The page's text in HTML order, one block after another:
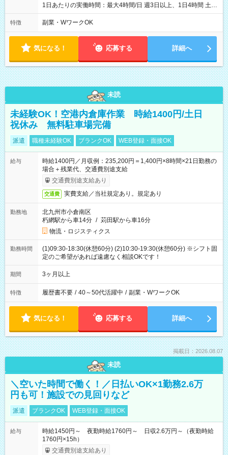
1日あたりの実働時間：最大4時間/日 週3日以上、1日4時間 土曜
や日曜のお休みも応相談 16:05～20:05 「昼間のレジの仕事とW
ワークで働きたい」 「夕食後の空いている時間を有効活用した
特徴 副業・WワークOK
気になる！ 応募する 詳細へ
未読
未経験OK！空港内倉庫作業 時給1400円/土日
祝休み 無料駐車場完備
派遣 職種未経験OK ブランクOK WEB登録・面接OK
給与
時給1400円／月収例：235,200円＝1,400円×8時間×21日勤務の
場合＋残業代、交通費別途支給
交通費別途支給あり
交通費 実費支給／当社規定あり。規定あり
勤務地
北九州市小倉南区
朽網駅から車14分 / 苅田駅から車16分
物流・ロジスティクス
勤務時間
(1)09:30-18:30(休憩60分) (2)10:30-19:30(休憩60分) ※シフト固
定のご希望があれば遠慮なく相談OKです！
期間 3ヶ月以上
特徴 履歴書不要 / 40～50代活躍中 / 副業・WワークOK
気になる！ 応募する 詳細へ
掲載日：2026.08.07
未読
＼空いた時間で働く！／日払いOK×1勤務2.6万
円も可！施設での見回りなど
派遣 ブランクOK WEB登録・面接OK
給与
時給1450円～ 夜勤時給1760円～ 日収2.6万円～（夜勤時給
1760円×15h）
交通費別途支給あり